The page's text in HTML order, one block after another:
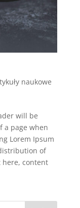
naukowe
will be
a page when
Lorem Ipsum
of
here, content